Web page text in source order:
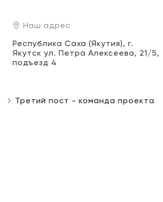
Наш адрес
Республика Саха (Якутия), г.
Якутск ул. Петра Алексеева, 21/5,
подъезд 4
Третий пост - команда проекта